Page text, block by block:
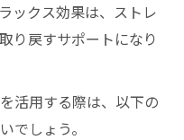
ックス効果は、ストレ
り戻すサポートになり
活用する際は、以下の
でしょう。